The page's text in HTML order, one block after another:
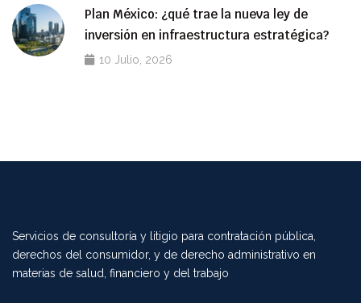
Plan México: ¿qué trae la nueva ley de
inversión en infraestructura estratégica?
10 Julio, 2026
Servicios de consultoría y litigio para contratación pública,
derechos del consumidor, y de derecho administrativo en
materias de salud, financiero y del trabajo